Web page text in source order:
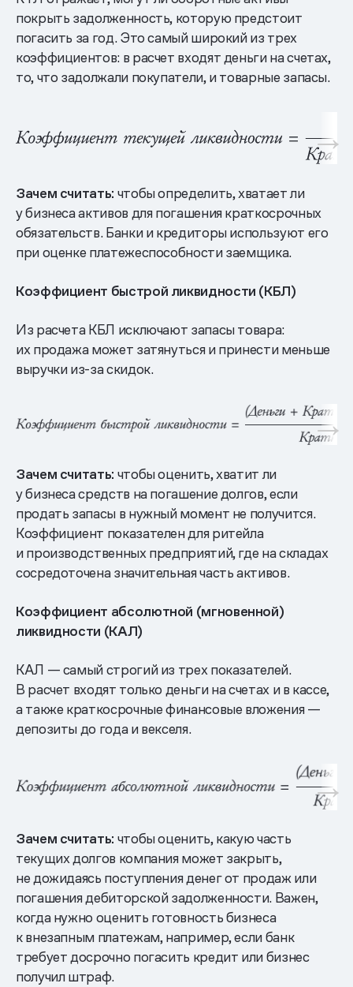
покрыть задолженность, которую предстоит
погасить за год. Это самый широкий из трех
коэффициентов: в расчет входят деньги на счетах,
то, что задолжали покупатели, и товарные запасы.
Зачем считать: чтобы определить, хватает ли
у бизнеса активов для погашения краткосрочных
обязательств. Банки и кредиторы используют его
при оценке платежеспособности заемщика.
Коэффициент быстрой ликвидности (КБЛ)
Из расчета КБЛ исключают запасы товара:
их продажа может затянуться и принести меньше
выручки из-за скидок.
Зачем считать: чтобы оценить, хватит ли
у бизнеса средств на погашение долгов, если
продать запасы в нужный момент не получится.
Коэффициент показателен для ритейла
и производственных предприятий, где на складах
сосредоточена значительная часть активов.
Коэффициент абсолютной (мгновенной)
ликвидности (КАЛ)
КАЛ — самый строгий из трех показателей.
В расчет входят только деньги на счетах и в кассе,
а также краткосрочные финансовые вложения —
депозиты до года и векселя.
Зачем считать: чтобы оценить, какую часть
текущих долгов компания может закрыть,
не дожидаясь поступления денег от продаж или
погашения дебиторской задолженности. Важен,
когда нужно оценить готовность бизнеса
к внезапным платежам, например, если банк
требует досрочно погасить кредит или бизнес
получил штраф.